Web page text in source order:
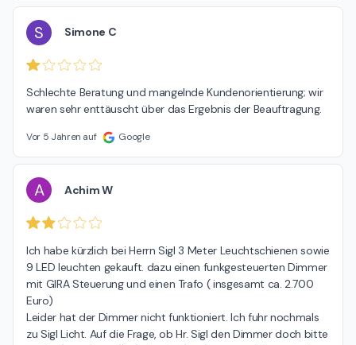
S Simone C
Schlechte Beratung und mangelnde Kundenorientierung; wir
waren sehr enttäuscht über das Ergebnis der Beauftragung.
Vor 5 Jahren auf Google
A Achim W
Ich habe kürzlich bei Herrn Sigl 3 Meter Leuchtschienen sowie
9 LED leuchten gekauft. dazu einen funkgesteuerten Dimmer
mit GIRA Steuerung und einen Trafo ( insgesamt ca. 2.700
Euro)
Leider hat der Dimmer nicht funktioniert. Ich fuhr nochmals
zu Sigl Licht. Auf die Frage, ob Hr. Sigl den Dimmer doch bitte